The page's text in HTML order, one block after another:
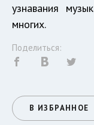
узнавания
многих.
Поделиться:
В ИЗБРАННОЕ